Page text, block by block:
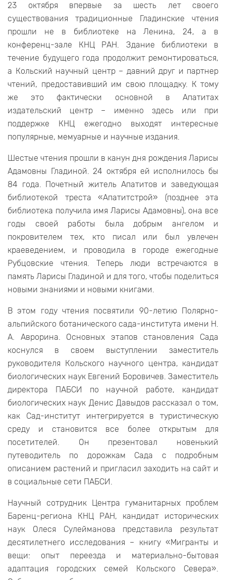
23 октября впервые за шесть лет своего
существования традиционные Гладинские чтения
прошли не в библиотеке на Ленина, 24, а в
конференц-зале КНЦ РАН. Здание библиотеки в
течение будущего года продолжит ремонтироваться,
а Кольский научный центр – давний друг и партнер
чтений, предоставивший им свою площадку. К тому
же это фактически основной в Апатитах
издательский центр – именно здесь или при
поддержке КНЦ ежегодно выходят интересные
популярные, мемуарные и научные издания.
Шестые чтения прошли в канун дня рождения Ларисы
Адамовны Гладиной. 24 октября ей исполнилось бы
84 года. Почетный житель Апатитов и заведующая
библиотекой треста «Апатитстрой» (позднее эта
библиотека получила имя Ларисы Адамовны), она все
годы своей работы была добрым ангелом и
покровителем тех, кто писал или был увлечен
краеведением, и проводила в городе ежегодные
Рубцовские чтения. Теперь люди встречаются в
память Ларисы Гладиной и для того, чтобы поделиться
новыми знаниями и новыми книгами.
В этом году чтения посвятили 90-летию Полярно-
альпийского ботанического сада-института имени Н.
А. Аврорина. Основных этапов становления Сада
коснулся в своем выступлении заместитель
руководителя Кольского научного центра, кандидат
биологических наук Евгений Боровичев. Заместитель
директора ПАБСИ по научной работе, кандидат
биологических наук Денис Давыдов рассказал о том,
как Сад-институт интегрируется в туристическую
среду и становится все более открытым для
посетителей. Он презентовал новенький
путеводитель по дорожкам Сада с подробным
описанием растений и пригласил заходить на сайт и
в социальные сети ПАБСИ.
Научный сотрудник Центра гуманитарных проблем
Баренц-региона КНЦ РАН, кандидат исторических
наук Олеся Сулейманова представила результат
десятилетнего исследования – книгу «Мигранты и
вещи: опыт переезда и материально-бытовая
адаптация городских семей Кольского Севера».